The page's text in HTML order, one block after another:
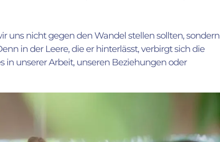
uns nicht gegen den Wandel stellen sollten, sondern
in der Leere, die er hinterlässt, verbirgt sich die
in unserer Arbeit, unseren Beziehungen oder